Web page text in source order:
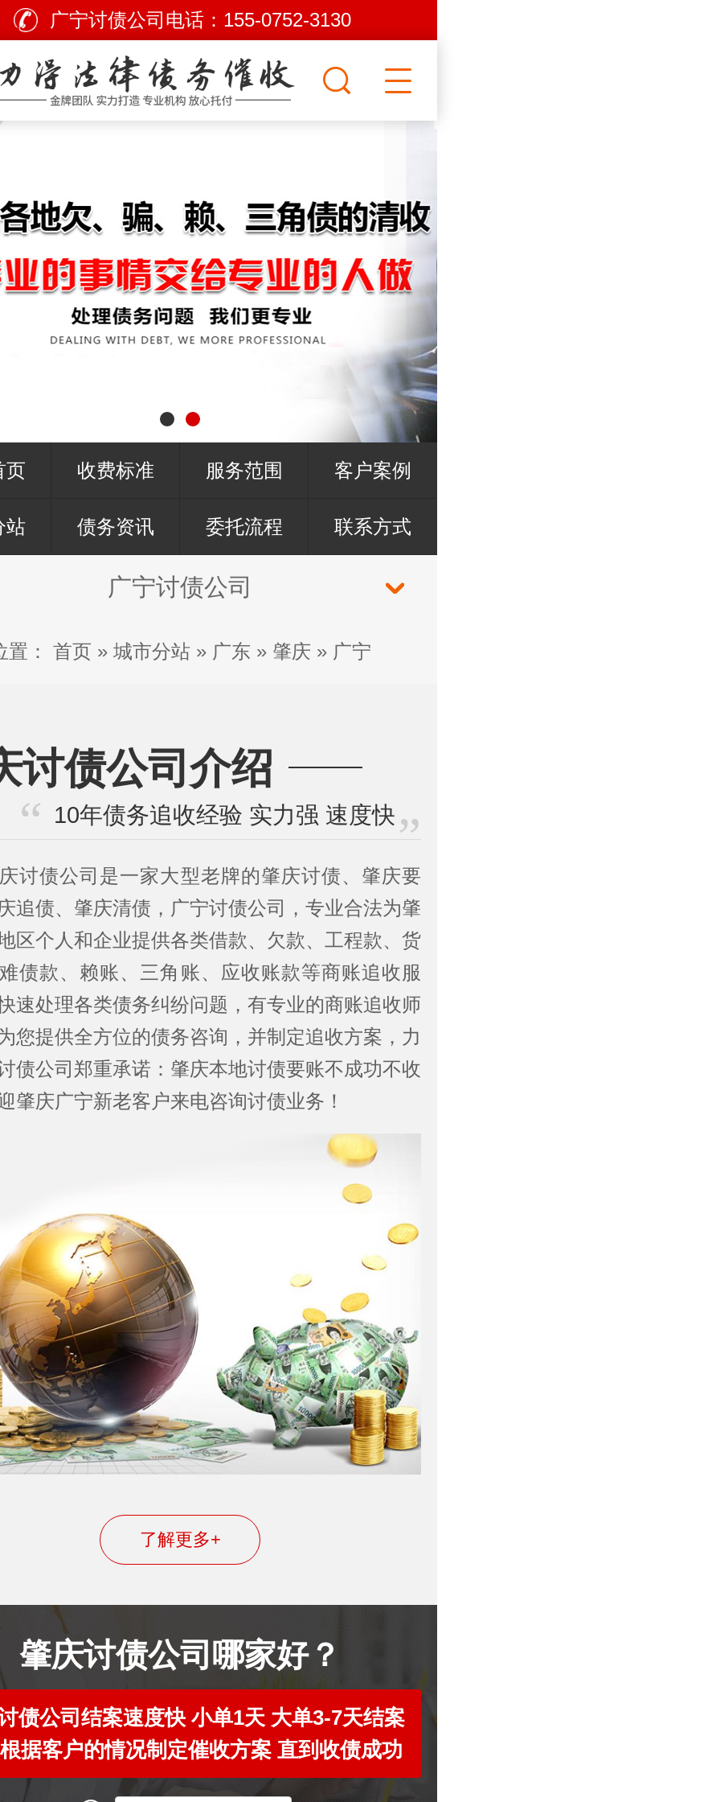
广宁讨债公司电话： 155-0752-3130
页 收费标准 服务范围 客户案例
站 债务资讯 委托流程 联系方式
广宁讨债公司
置： 首页 » 城市分站» 广东 » 肇庆 » 广宁
讨债公司介绍
10年债务追收经验 实力强 速度快
讨债公司是一家大型老牌的肇庆讨债、肇庆要
追债、肇庆清债，广宁讨债公司，专业合法为肇
区个人和企业提供各类借款、欠款、工程款、货
债款、赖账、三角账、应收账款等商账追收服
速处理各类债务纠纷问题，有专业的商账追收师
您提供全方位的债务咨询，并制定追收方案，力
债公司郑重承诺：肇庆本地讨债要账不成功不收
肇庆广宁新老客户来电咨询讨债业务！
了解更多+
肇庆讨债公司哪家好？
债公司结案速度快 小单1天 大单3-7天结案
据客户的情况制定催收方案 直到收债成功